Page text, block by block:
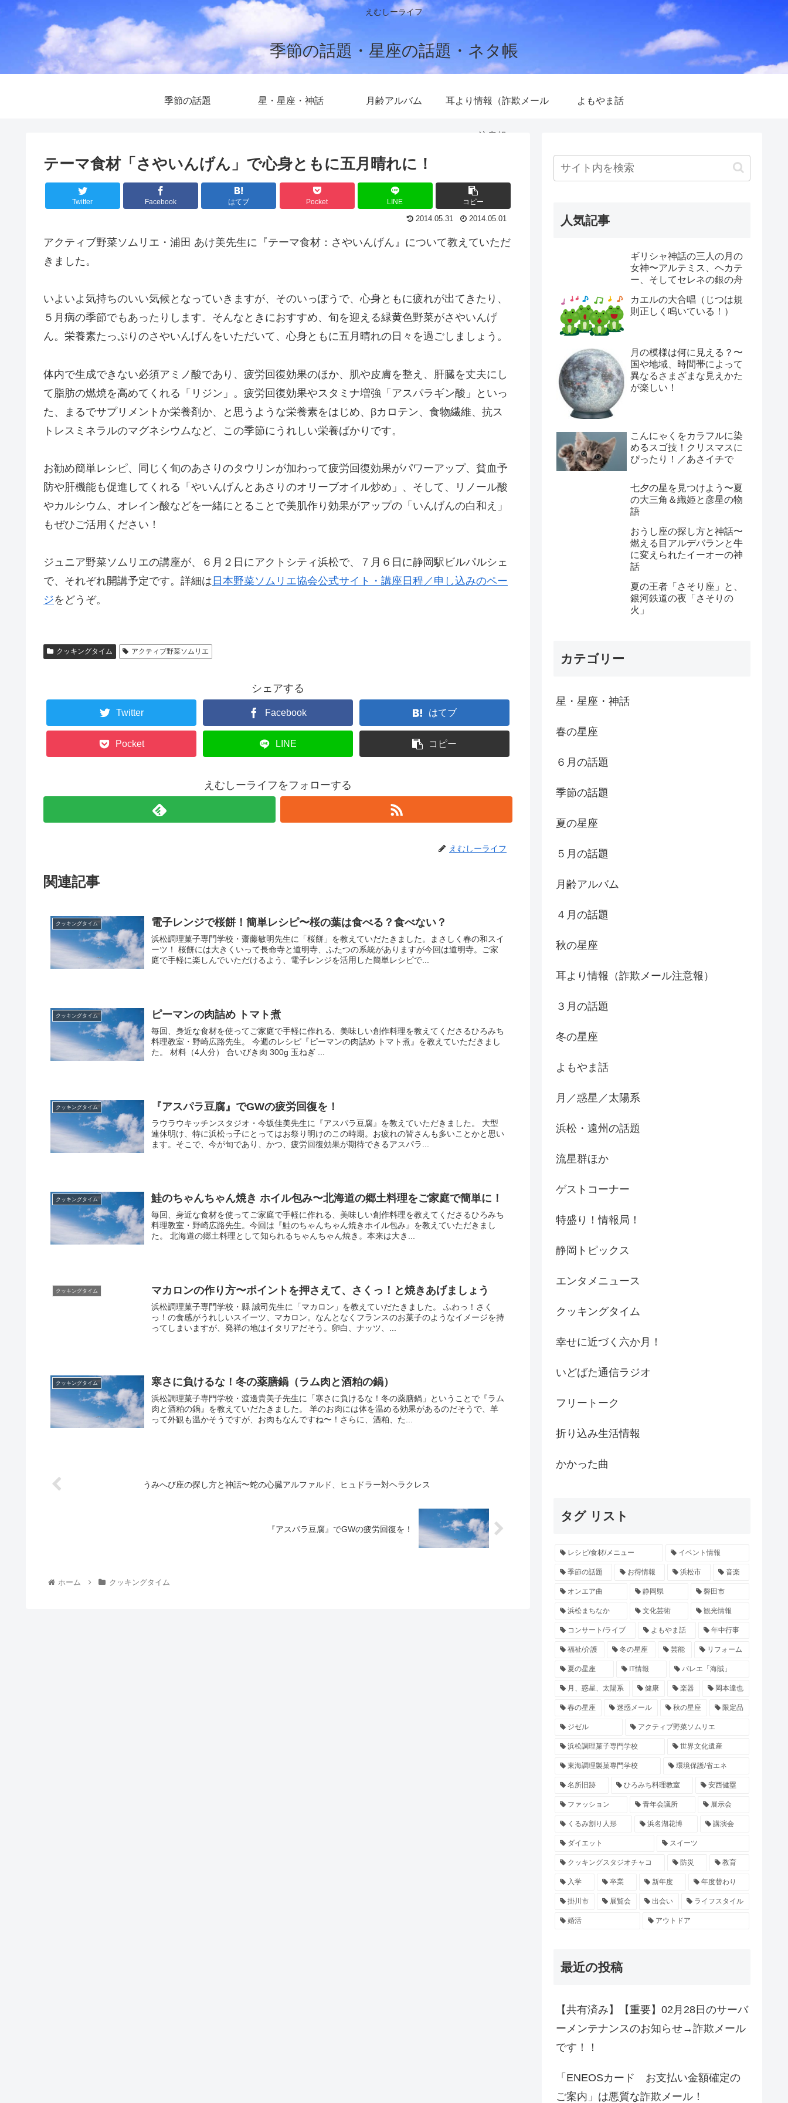
えむしーライフ
季節の話題・星座の話題・ネタ帳
季節の話題 星・星座・神話 月齢アルバム 耳より情報（詐欺メール
注意報）
よもやま話
テーマ食材「さやいんげん」で心身ともに五月晴れに！
Twitter Facebook はてブ Pocket LINE コピー
2014.05.31 2014.05.01
アクティブ野菜ソムリエ・浦田 あけ美先生に『テーマ食材：さやいんげん』について教えていただ
きました。
いよいよ気持ちのいい気候となっていきますが、そのいっぽうで、心身ともに疲れが出てきたり、
５月病の季節でもあったりします。そんなときにおすすめ、旬を迎える緑黄色野菜がさやいんげ
ん。栄養素たっぷりのさやいんげんをいただいて、心身ともに五月晴れの日々を過ごしましょう。
体内で生成できない必須アミノ酸であり、疲労回復効果のほか、肌や皮膚を整え、肝臓を丈夫にし
て脂肪の燃焼を高めてくれる「リジン」。疲労回復効果やスタミナ増強「アスパラギン酸」といっ
た、まるでサプリメントか栄養剤か、と思うような栄養素をはじめ、βカロテン、食物繊維、抗ス
トレスミネラルのマグネシウムなど、この季節にうれしい栄養ばかりです。
お勧め簡単レシピ、同じく旬のあさりのタウリンが加わって疲労回復効果がパワーアップ、貧血予
防や肝機能も促進してくれる「やいんげんとあさりのオリーブオイル炒め」、そして、リノール酸
やカルシウム、オレイン酸などを一緒にとることで美肌作り効果がアップの「いんげんの白和え」
もぜひご活用ください！
ジュニア野菜ソムリエの講座が、６月２日にアクトシティ浜松で、７月６日に静岡駅ビルパルシェ
で、それぞれ開講予定です。詳細は 日本野菜ソムリエ協会公式サイト・講座日程／申し込みのペー
ジをどうぞ。
クッキングタイム アクティブ野菜ソムリエ
シェアする
Twitter Facebook はてブ
Pocket LINE コピー
えむしーライフをフォローする
えむしーライフ
関連記事
クッキングタイム 電子レンジで桜餅！簡単レシピ〜桜の葉は食べる？食べない？
浜松調理菓子専門学校・齋藤敏明先生に「桜餅」を教えていだたきました。まさしく春の和スイ
ーツ！ 桜餅には大きくいって長命寺と道明寺、ふたつの系統がありますが今回は道明寺。ご家
庭で手軽に楽しんでいただけるよう、電子レンジを活用した簡単レシピで...
クッキングタイム ピーマンの肉詰め トマト煮
毎回、身近な食材を使ってご家庭で手軽に作れる、美味しい創作料理を教えてくださるひろみち
料理教室・野崎広路先生。 今週のレシピ『ピーマンの肉詰め トマト煮』を教えていただきまし
た。 材料（4人分） 合いびき肉 300g 玉ねぎ ...
クッキングタイム 『アスパラ豆腐』でGWの疲労回復を！
ラウラウキッチンスタジオ・今坂佳美先生に『アスパラ豆腐』を教えていただきました。 大型
連休明け、特に浜松っ子にとってはお祭り明けのこの時期。お疲れの皆さんも多いことかと思い
ます。そこで、今が旬であり、かつ、疲労回復効果が期待できるアスパラ...
クッキングタイム 鮭のちゃんちゃん焼き ホイル包み〜北海道の郷土料理をご家庭で簡単に！
毎回、身近な食材を使ってご家庭で手軽に作れる、美味しい創作料理を教えてくださるひろみち
料理教室・野崎広路先生。今回は『鮭のちゃんちゃん焼きホイル包み』を教えていただきまし
た。 北海道の郷土料理として知られるちゃんちゃん焼き。本来は大き...
クッキングタイム マカロンの作り方〜ポイントを押さえて、さくっ！と焼きあげましょう
浜松調理菓子専門学校・縣 誠司先生に「マカロン」を教えていだたきました。 ふわっ！さく
っ！の食感がうれしいスイーツ、マカロン。なんとなくフランスのお菓子のようなイメージを持
ってしまいますが、発祥の地はイタリアだそう。卵白、ナッツ、...
クッキングタイム 寒さに負けるな！冬の薬膳鍋（ラム肉と酒粕の鍋）
浜松調理菓子専門学校・渡邊貴美子先生に「寒さに負けるな！冬の薬膳鍋」ということで『ラム
肉と酒粕の鍋』を教えていだたきました。 羊のお肉には体を温める効果があるのだそうで、羊
って外観も温かそうですが、お肉もなんですね〜！さらに、酒粕、た...
うみへび座の探し方と神話〜蛇の心臓アルファルド、ヒュドラー対ヘラクレス
『アスパラ豆腐』でGWの疲労回復を！
ホーム クッキングタイム
人気記事
ギリシャ神話の三人の月の
女神〜アルテミス、ヘカテ
ー、そしてセレネの銀の舟
カエルの大合唱（じつは規
則正しく鳴いている！）
月の模様は何に見える？〜
国や地域、時間帯によって
異なるさまざまな見えかた
が楽しい！
こんにゃくをカラフルに染
めるスゴ技！クリスマスに
ぴったり！／あさイチで
七夕の星を見つけよう〜夏
の大三角＆織姫と彦星の物
語
おうし座の探し方と神話〜
燃える目アルデバランと牛
に変えられたイーオーの神
話
夏の王者「さそり座」と、
銀河鉄道の夜「さそりの
火」
カテゴリー
星・星座・神話
春の星座
６月の話題
季節の話題
夏の星座
５月の話題
月齢アルバム
４月の話題
秋の星座
耳より情報（詐欺メール注意報）
３月の話題
冬の星座
よもやま話
月／惑星／太陽系
浜松・遠州の話題
流星群ほか
ゲストコーナー
特盛り！情報局！
静岡トピックス
エンタメニュース
クッキングタイム
幸せに近づく六か月！
いどばた通信ラジオ
フリートーク
折り込み生活情報
かかった曲
タグ リスト
レシピ/食材/メニュー イベント情報
季節の話題 お得情報 浜松市 音楽
オンエア曲 静岡県 磐田市
浜松まちなか 文化芸術 観光情報
コンサート/ライブ よもやま話 年中行事
福祉/介護 冬の星座 芸能 リフォーム
夏の星座 IT情報 バレエ「海賊」
月、惑星、太陽系 健康 楽器 岡本達也
春の星座 迷惑メール 秋の星座 限定品
ジゼル アクティブ野菜ソムリエ
浜松調理菓子専門学校 世界文化遺産
東海調理製菓専門学校 環境保護/省エネ
名所旧跡 ひろみち料理教室 安西健塁
ファッション 青年会議所 展示会
くるみ割り人形 浜名湖花博 講演会
ダイエット スイーツ
クッキングスタジオチャコ 防災 教育
入学 卒業 新年度 年度替わり
掛川市 展覧会 出会い ライフスタイル
婚活 アウトドア
最近の投稿
【共有済み】【重要】02月28日のサーバ
ーメンテナンスのお知らせ→詐欺メール
です！！
「ENEOSカード お支払い金額確定の
ご案内」は悪質な詐欺メール！